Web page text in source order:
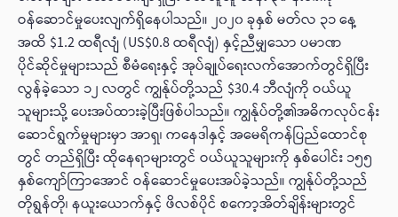
ဝန်ဆောင်မှုပေးလျက်ရှိနေပါသည်။ ၂၀၂၀ ခုနှစ် မတ်လ ၃၁ နေ့
အထိ $1.2 ထရီလျံ (US$0.8 ထရီလျံ) နှင့်ညီမျှသော ပမာဏ
ပိုင်ဆိုင်မှုများသည် စီမံရေးနှင့် အုပ်ချုပ်ရေးလက်အောက်တွင်ရှိပြီး
လွန်ခဲ့သော ၁၂ လတွင် ကျွန်ုပ်တို့သည် $30.4 ဘီလျံကို ဝယ်ယူ
သူများသို့ ပေးအပ်ထားခဲ့ပြီးဖြစ်ပါသည်။ ကျွန်ုပ်တို့၏အဓိကလုပ်ငန်း
ဆောင်ရွက်မှုများမှာ အာရှ၊ ကနေဒါနှင့် အမေရိကန်ပြည်ထောင်စု
တွင် တည်ရှိပြီး ထိုနေရာများတွင် ဝယ်ယူသူများကို နှစ်ပေါင်း ၁၅၅
နှစ်ကျော်ကြာအောင် ဝန်ဆောင်မှုပေးအပ်ခဲ့သည်။ ကျွန်ုပ်တို့သည်
တိုရွန်တို၊ နယူးယောက်နှင့် ဖိလစ်ပိုင် စကော့အိတ်ချိန်းများတွင်